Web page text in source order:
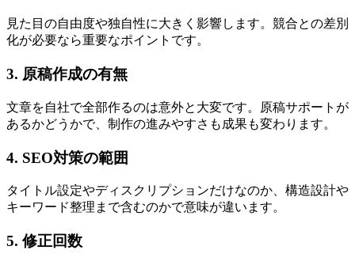
見た目の自由度や独自性に大きく影響します。競合との差別
化が必要なら重要なポイントです。
3. 原稿作成の有無
文章を自社で全部作るのは意外と大変です。原稿サポートが
あるかどうかで、制作の進みやすさも成果も変わります。
4. SEO対策の範囲
タイトル設定やディスクリプションだけなのか、構造設計や
キーワード整理まで含むのかで意味が違います。
5. 修正回数